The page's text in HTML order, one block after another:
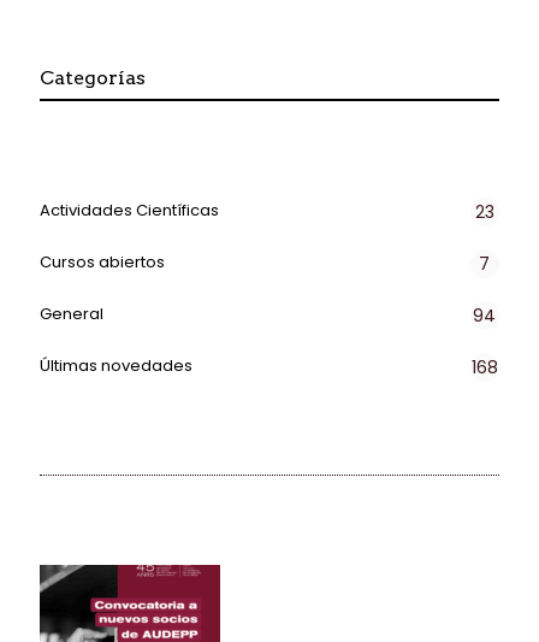
Categorías
Actividades Científicas 23
Cursos abiertos 7
General 94
Últimas novedades 168